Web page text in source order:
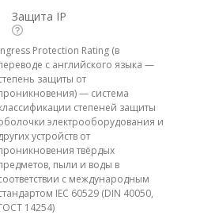
Защита IP
Protection Rating (в
с английского языка —
защиты от
— система
степеней защиты
электрооборудования и
устройств от
твёрдых
пыли и воды в
с международным
IEC 60529 (DIN 40050,
14254)